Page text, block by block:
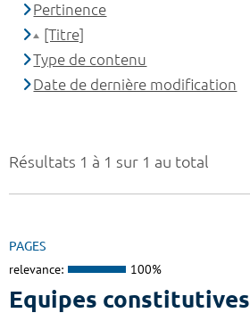
Résultats 1 à 1 sur 1 au total
PAGES
relevance: 100%
Equipes constitutives
Pertinence
[Titre]
Type de contenu
Date de dernière modification